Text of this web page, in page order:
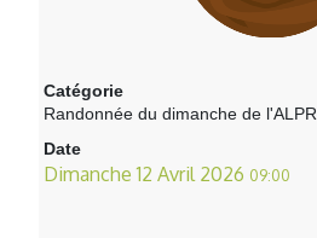
Catégorie
Randonnée du dimanche de l'ALPR
Date
Dimanche 12 Avril 2026 09:00